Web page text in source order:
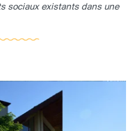
sociaux existants dans une